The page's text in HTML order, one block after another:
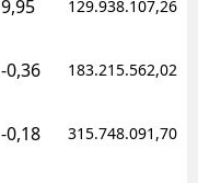
9,95 129.938.107,26
-0,36 183.215.562,02
-0,18 315.748.091,70